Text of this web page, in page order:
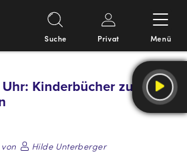
Suche Privat Menü
Uhr: Kinderbücher zum
von Hilde Unterberger